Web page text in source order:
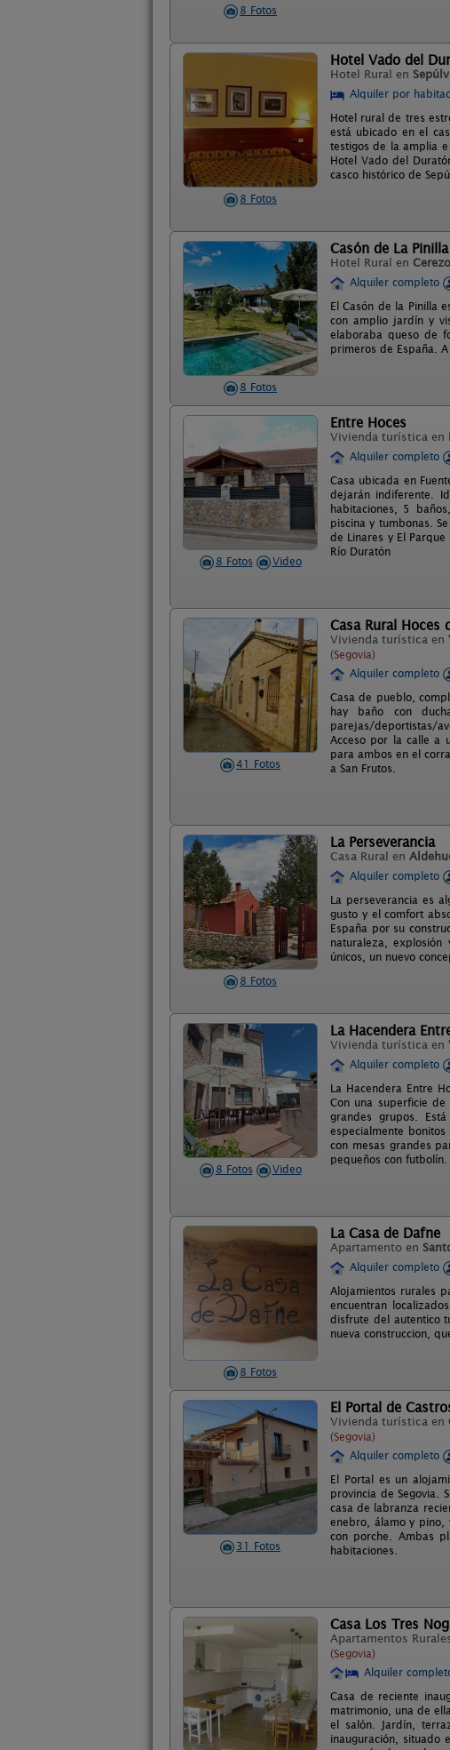
8 Fotos
8 Fotos
Hotel Vado del
Hotel Rural en
Alquiler por
Hotel rural de tres
está ubicado en el
testigos de la amplia
Hotel Vado del
casco histórico de
8 Fotos
Casón de La Pinilla
Hotel Rural en
Alquiler completo
El Casón de la Pinilla
con amplio jardín y
elaboraba queso de
primeros de España.
8 Fotos Video
Entre Hoces
Vivienda turística en
Alquiler completo
Casa ubicada en
dejarán indiferente.
habitaciones, 5
piscina y tumbonas.
de Linares y El
Río Duratón
41 Fotos
Casa Rural Hoces
Vivienda turística en
(Segovia)
Alquiler completo
Casa de pueblo,
hay baño con
parejas/deportistas/
Acceso por la calle a
para ambos en el
a San Frutos.
8 Fotos
La Perseverancia
Casa Rural en
Alquiler completo
La perseverancia es
gusto y el comfort
España por su
naturaleza,
únicos, un nuevo
8 Fotos Video
La Hacendera
Vivienda turística en
Alquiler completo
La Hacendera Entre
Con una superficie
grandes grupos.
especialmente
con mesas grandes
pequeños con futbolín.
8 Fotos
La Casa de Dafne
Apartamento en
Alquiler completo
Alojamientos rurales
encuentran
disfrute del autentico
nueva construccion,
31 Fotos
El Portal de
Vivienda turística en
(Segovia)
Alquiler completo
El Portal es un
provincia de Segovia.
casa de labranza
enebro, álamo y pino,
con porche. Ambas
habitaciones.
Casa Los Tres
Apartamentos
(Segovia)
Alquiler
Casa de reciente
matrimonio, una de
el salón. Jardín,
inauguración, situado